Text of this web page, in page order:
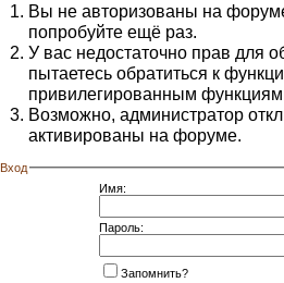
Вы не авторизованы на
попробуйте ещё раз.
У вас недостаточно прав для
пытаетесь обратиться к
привилегированным
Возможно, администратор
активированы на форуме.
Вход
Имя:
Пароль:
Запомнить?